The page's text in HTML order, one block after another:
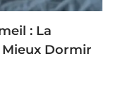
: La
Dormir